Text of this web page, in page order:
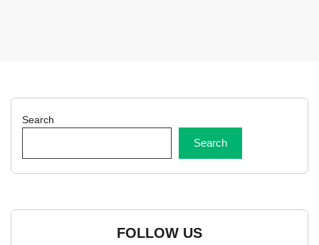
Search
Search
FOLLOW US